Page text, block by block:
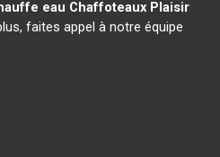
eau Chaffoteaux Plaisir
faites appel à notre équipe